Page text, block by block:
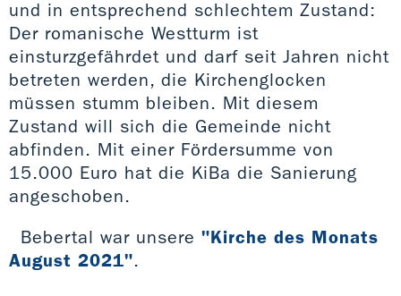
und in entsprechend schlechtem Zustand:
Der romanische Westturm ist
einsturzgefährdet und darf seit Jahren nicht
betreten werden, die Kirchenglocken
müssen stumm bleiben. Mit diesem
Zustand will sich die Gemeinde nicht
abfinden. Mit einer Fördersumme von
15.000 Euro hat die KiBa die Sanierung
angeschoben.
Bebertal war unsere "Kirche des Monats
August 2021".